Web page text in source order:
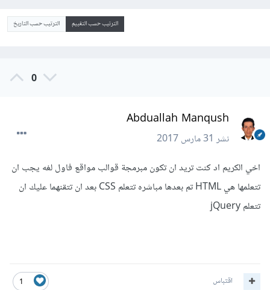
الترتيب حسب التقييم الترتيب حسب التاريخ
0
Abduallah Manqush
نشر31 مارس 2017
اخي الكريم اد كنت تريد ان تكون مبرمجة قوالب مواقع فاول لغه يجب ان
تتعلمها هي HTML تم بعدها مباشره تتعلم CSS بعد ان تتقنهما عليك ان
تتعلم jQuery
1 اقتباس